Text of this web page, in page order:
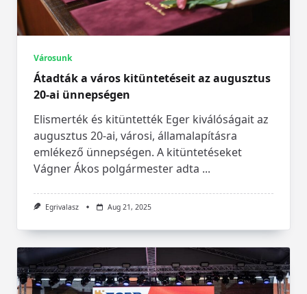
Városunk
Átadták a város kitüntetéseit az augusztus
20-ai ünnepségen
Elismerték és kitüntették Eger kiválóságait az
augusztus 20-ai, városi, államalapításra
emlékező ünnepségen. A kitüntetéseket
Vágner Ákos polgármester adta ...
Egrivalasz Aug 21, 2025